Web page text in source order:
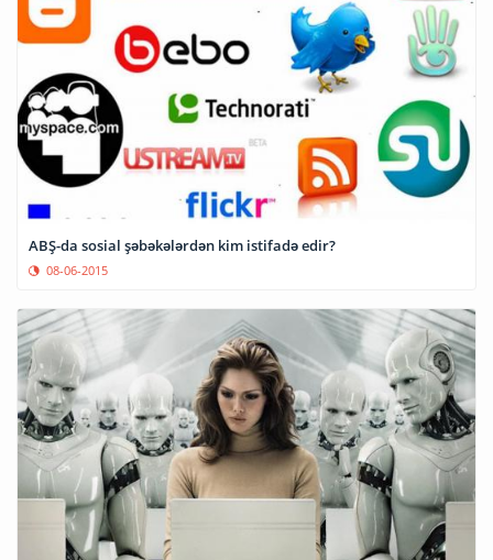
ABŞ-da sosial şəbəkələrdən kim istifadə edir?
08-06-2015